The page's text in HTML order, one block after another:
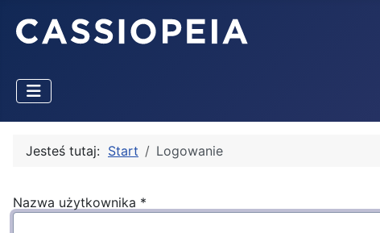
Jesteś tutaj: Start Logowanie
Nazwa użytkownika *